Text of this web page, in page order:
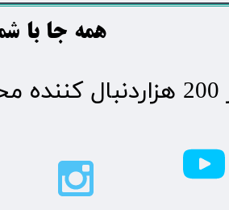
​​​همه جا با